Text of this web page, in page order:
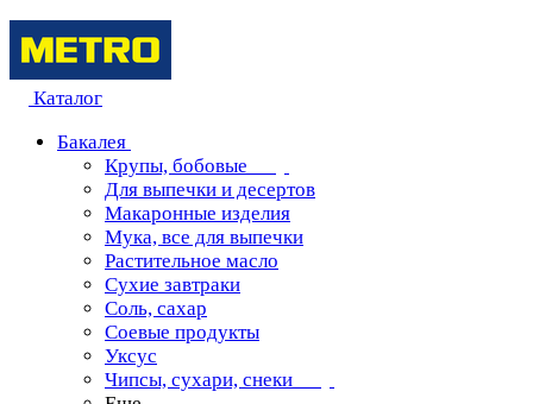
Каталог
Бакалея
Крупы, бобовые
Для выпечки и десертов
Макаронные изделия
Мука, все для выпечки
Растительное масло
Сухие завтраки
Соль, сахар
Соевые продукты
Уксус
Чипсы, сухари, снеки